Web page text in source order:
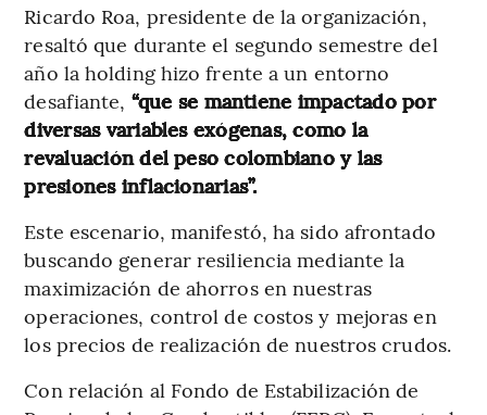
Ricardo Roa, presidente de la organización,
resaltó que durante el segundo semestre del
año la holding hizo frente a un entorno
desafiante, “que se mantiene impactado por
diversas variables exógenas, como la
revaluación del peso colombiano y las
presiones inflacionarias”.
Este escenario, manifestó, ha sido afrontado
buscando generar resiliencia mediante la
maximización de ahorros en nuestras
operaciones, control de costos y mejoras en
los precios de realización de nuestros crudos.
Con relación al Fondo de Estabilización de